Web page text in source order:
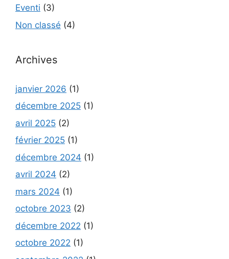
Eventi (3)
Non classé (4)
Archives
janvier 2026 (1)
décembre 2025 (1)
avril 2025 (2)
février 2025 (1)
décembre 2024 (1)
avril 2024 (2)
mars 2024 (1)
octobre 2023 (2)
décembre 2022 (1)
octobre 2022 (1)